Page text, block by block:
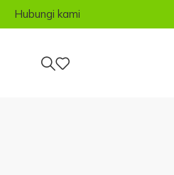
Hubungi kami